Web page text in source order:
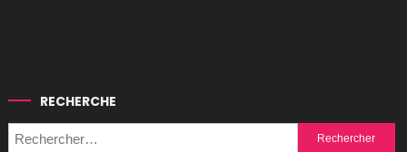
RECHERCHE
Rechercher :